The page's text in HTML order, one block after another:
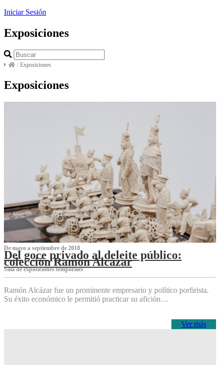
Iniciar Sesión
Exposiciones
/ Exposiciones
Exposiciones
De mayo a septiembre de 2018
Del goce privado al deleite público:
colección Ramón Alcázar
Sala de exposiciones temporales
Ramón Alcázar fue un prominente empresario y político porfirista.
Su éxito económico le permitió practicar su afición…
Ver más